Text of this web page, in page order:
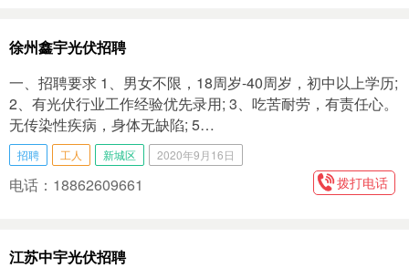
徐州鑫宇光伏招聘
一、招聘要求 1、男女不限，18周岁-40周岁，初中以上学历;
2、有光伏行业工作经验优先录用; 3、吃苦耐劳，有责任心。
无传染性疾病，身体无缺陷; 5…
招聘 工人 新城区 2020年9月16日
电话：18862609661 拨打电话
江苏中宇光伏招聘